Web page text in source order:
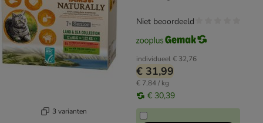
3 varianten
individueel€ 32,76
€ 31,99
€ 7,84 / kg
€ 30,39
Niet beoordeeld